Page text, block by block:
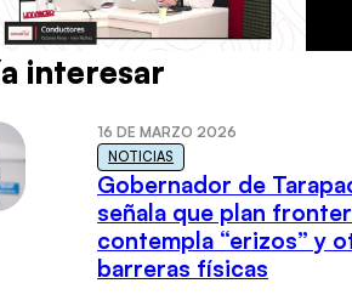
interesar
16 DE MARZO 2026
NOTICIAS
Gobernador de
señala que plan
contempla “erizos” y
barreras físicas